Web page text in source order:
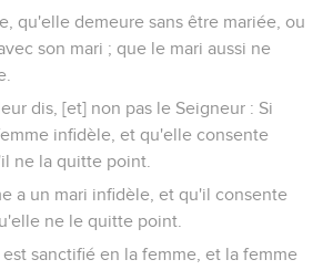
qu'elle demeure sans être mariée, ou
son mari ; que le mari aussi ne
dis, [et] non pas le Seigneur : Si
infidèle, et qu'elle consente
ne la quitte point.
a un mari infidèle, et qu'il consente
ne le quitte point.
sanctifié en la femme, et la femme